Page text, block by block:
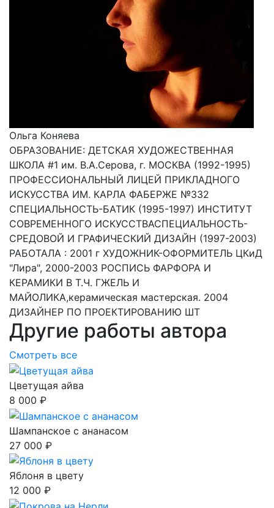
Ольга Коняева
ОБРАЗОВАНИЕ: ДЕТСКАЯ ХУДОЖЕСТВЕННАЯ
ШКОЛА #1 им. В.А.Серова, г. МОСКВА (1992-1995)
ПРОФЕССИОНАЛЬНЫЙ ЛИЦЕЙ ПРИКЛАДНОГО
ИСКУССТВА ИМ. КАРЛА ФАБЕРЖЕ №332
СПЕЦИАЛЬНОСТЬ-БАТИК (1995-1997) ИНСТИТУТ
СОВРЕМЕННОГО ИСКУССТВАСПЕЦИАЛЬНОСТЬ-
СРЕДОВОЙ И ГРАФИЧЕСКИЙ ДИЗАЙН (1997-2003)
РАБОТАЛА : 2001 г ХУДОЖНИК-ОФОРМИТЕЛЬ ЦКиД
"Лира", 2000-2003 РОСПИСЬ ФАРФОРА И
КЕРАМИКИ В Т.Ч. ГЖЕЛЬ И
МАЙОЛИКА,керамическая мастерская. 2004
ДИЗАЙНЕР ПО ПРОЕКТИРОВАНИЮ ШТ
Другие работы автора
Смотреть все
Цветущая айва
8 000 ₽
Шампанское с ананасом
27 000 ₽
Яблоня в цвету
12 000 ₽